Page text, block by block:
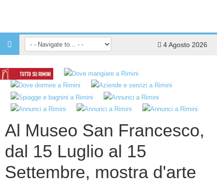
4 Agosto 2026
Al Museo San Francesco,
dal 15 Luglio al 15
Settembre, mostra d'arte